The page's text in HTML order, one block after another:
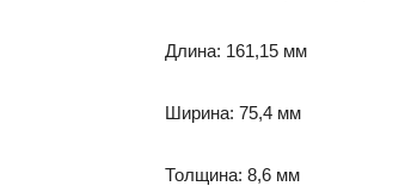
Длина: 161,15 мм
Ширина: 75,4 мм
Толщина: 8,6 мм